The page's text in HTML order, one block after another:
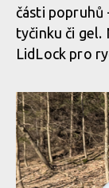
Osprey Escapist
Osprey Escapist
Osprey Escapist
části popruhů
tyčinku či gel.
LidLock pro